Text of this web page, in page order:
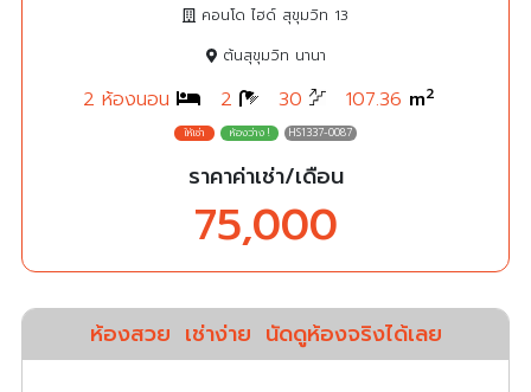
คอนโด ไฮด์ สุขุมวิท 13
ต้นสุขุมวิท นานา
2 ห้องนอน 2 30 107.36 m2
HS1337-0087
ราคาค่าเช่า/เดือน
75,000
ห้องสวย เช่าง่าย นัดดูห้องจริงได้เลย